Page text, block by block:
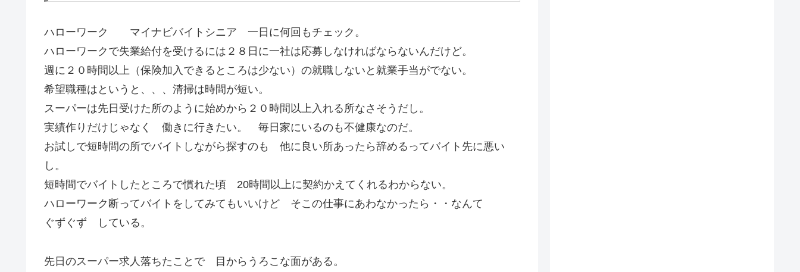
ハローワーク マイナビバイトシニア 一日に何回もチェック。
ハローワークで失業給付を受けるには２８日に一社は応募しなければならないんだけど。
週に２０時間以上（保険加入できるところは少ない）の就職しないと就業手当がでない。
希望職種はというと、、、清掃は時間が短い。
スーパーは先日受けた所のように始めから２０時間以上入れる所なさそうだし。
実績作りだけじゃなく 働きに行きたい。 毎日家にいるのも不健康なのだ。
お試しで短時間の所でバイトしながら探すのも 他に良い所あったら辞めるってバイト先に悪い
し。
短時間でバイトしたところで慣れた頃 20時間以上に契約かえてくれるわからない。
ハローワーク断ってバイトをしてみてもいいけど そこの仕事にあわなかったら・・なんて
ぐずぐず している。
先日のスーパー求人落ちたことで 目からうろこな面がある。